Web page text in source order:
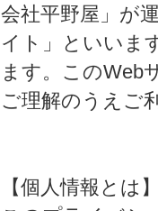
会社平野屋」が
イト」といいま
ます。このWeb
ご理解のうえご
【個人情報とは